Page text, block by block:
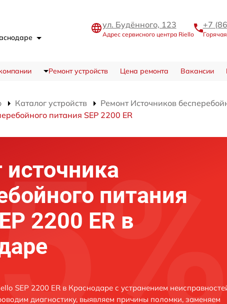
ул. Будённого, 123
Адрес сервисного центра Riello
+7
Ремонт устройств Цена ремонта Вакансии
Каталог устройств
Ремонт Источников
питания SEP 2200 ER
питания
2200 ER в
SEP 2200 ER в Краснодаре с устранением
диагностику, выявляем причины поломки, заменяем